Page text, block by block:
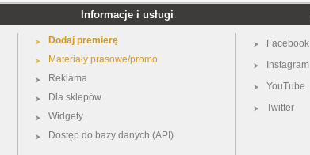
Informacje i usługi
Dodaj premierę
Materiały prasowe/promo
Reklama
Dla sklepów
Widgety
Dostęp do bazy danych (API)
Facebook
Instagram
YouTube
Twitter